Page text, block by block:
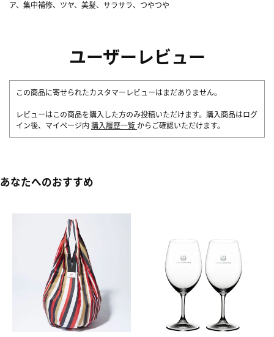
ア、集中補修、ツヤ、美髪、サラサラ、つやつや
ユーザーレビュー
この商品に寄せられたカスタマーレビューはまだありません。
レビューはこの商品を購入した方のみ投稿いただけます。購入商品はログ
イン後、マイページ内 購入履歴一覧 からご確認いただけます。
あなたへのおすすめ